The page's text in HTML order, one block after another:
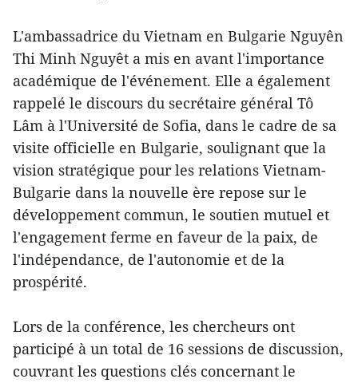
L'ambassadrice du Vietnam en Bulgarie Nguyên
Thi Minh Nguyêt a mis en avant l'importance
académique de l'événement. Elle a également
rappelé le discours du secrétaire général Tô
Lâm à l'Université de Sofia, dans le cadre de sa
visite officielle en Bulgarie, soulignant que la
vision stratégique pour les relations Vietnam-
Bulgarie dans la nouvelle ère repose sur le
développement commun, le soutien mutuel et
l'engagement ferme en faveur de la paix, de
l'indépendance, de l'autonomie et de la
prospérité.
Lors de la conférence, les chercheurs ont
participé à un total de 16 sessions de discussion,
couvrant les questions clés concernant le